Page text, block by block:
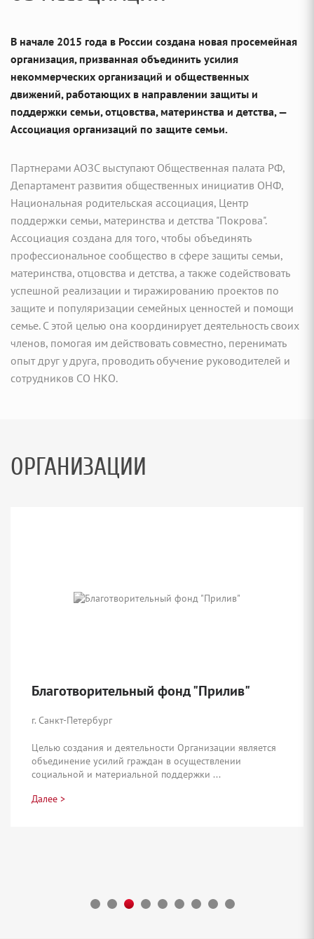
В начале 2015 года в России создана новая просемейная
организация, призванная объединить усилия
некоммерческих организаций и общественных
движений, работающих в направлении защиты и
поддержки семьи, отцовства, материнства и детства, —
Ассоциация организаций по защите семьи.
Партнерами АОЗС выступают Общественная палата РФ,
Департамент развития общественных инициатив ОНФ,
Национальная родительская ассоциация, Центр
поддержки семьи, материнства и детства "Покрова".
Ассоциация создана для того, чтобы объединять
профессиональное сообщество в сфере защиты семьи,
материнства, отцовства и детства, а также содействовать
успешной реализации и тиражированию проектов по
защите и популяризации семейных ценностей и помощи
семье. С этой целью она координирует деятельность своих
членов, помогая им действовать совместно, перенимать
опыт друг у друга, проводить обучение руководителей и
сотрудников СО НКО.
ОРГАНИЗАЦИИ
Благотворительный фонд "Прилив"
г. Санкт-Петербург
Целью создания и деятельности Организации является
объединение усилий граждан в осуществлении
социальной и материальной поддержки ...
Далее >